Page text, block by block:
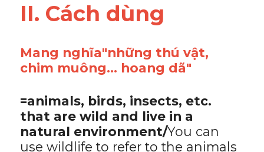
Đề thi thật Task 1
Adv
Từ vựng theo tiền tố
Task 1
II. Cách dùng
Mang nghĩa"những thú vật,
chim muông... hoang dã"
​=animals, birds, insects, etc.
that are wild and live in a
natural environment/You can
use wildlife to refer to the animals